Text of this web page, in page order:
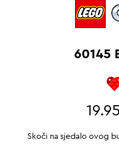
60145
19.95
Skoči na sjedalo ovog